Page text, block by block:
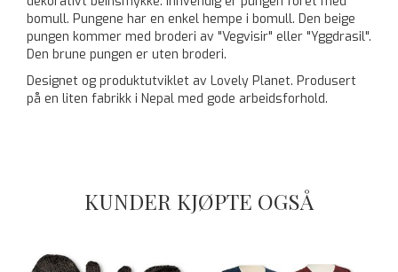
bomull. Pungene har en enkel hempe i bomull. Den beige
pungen kommer med broderi av "Vegvisir" eller "Yggdrasil".
Den brune pungen er uten broderi.
Designet og produktutviklet av Lovely Planet. Produsert
på en liten fabrikk i Nepal med gode arbeidsforhold.
KUNDER KJØPTE OGSÅ